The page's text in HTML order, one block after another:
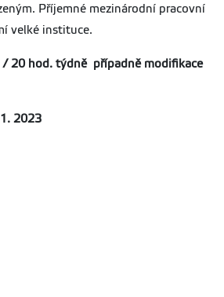
Příjemné mezinárodní pracovní
velké instituce.
/ 20 hod. týdně případně modifikace
2023